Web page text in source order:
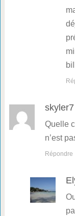
skyler7
Quelle
n’est
Répondre